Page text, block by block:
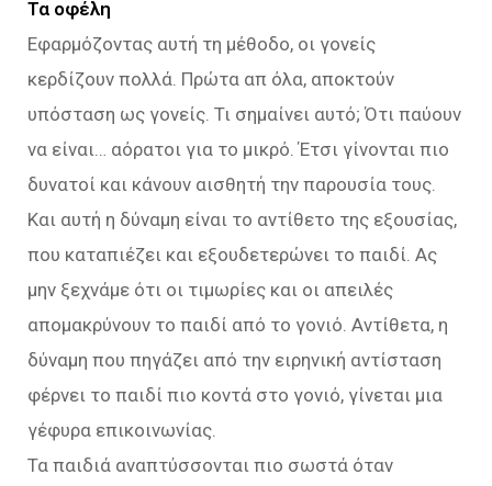
Τα οφέλη
Εφαρμόζοντας αυτή τη μέθοδο, οι γονείς
κερδίζουν πολλά. Πρώτα απ όλα, αποκτούν
υπόσταση ως γονείς. Τι σημαίνει αυτό; Ότι παύουν
να είναι… αόρατοι για το μικρό. Έτσι γίνονται πιο
δυνατοί και κάνουν αισθητή την παρουσία τους.
Και αυτή η δύναμη είναι το αντίθετο της εξουσίας,
που καταπιέζει και εξουδετερώνει το παιδί. Ας
μην ξεχνάμε ότι οι τιμωρίες και οι απειλές
απομακρύνουν το παιδί από το γονιό. Αντίθετα, η
δύναμη που πηγάζει από την ειρηνική αντίσταση
φέρνει το παιδί πιο κοντά στο γονιό, γίνεται μια
γέφυρα επικοινωνίας.
Τα παιδιά αναπτύσσονται πιο σωστά όταν